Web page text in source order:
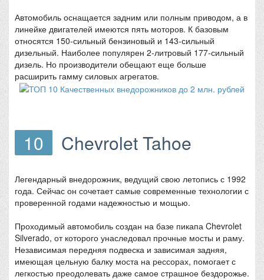
Автомобиль оснащается задним или полным приводом, а в
линейке двигателей имеются пять моторов. К базовым
относятся 150-сильный бензиновый и 143-сильный
дизельный. Наиболее популярен 2-литровый 177-сильный
дизель. Но производители обещают еще больше
расширить гамму силовых агрегатов.
10 Chevrolet Tahoe
Легендарный внедорожник, ведущий свою летопись с 1992
года. Сейчас он сочетает самые современные технологии с
проверенной годами надежностью и мощью.
Проходимый автомобиль создан на базе пикапа Chevrolet
Silverado, от которого унаследовал прочные мосты и раму.
Независимая передняя подвеска и зависимая задняя,
имеющая цельную балку моста на рессорах, помогает с
легкостью преодолевать даже самое страшное бездорожье.